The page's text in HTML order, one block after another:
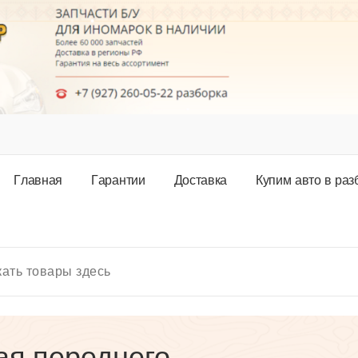
Главная Гарантии Доставка Купим авто в раз